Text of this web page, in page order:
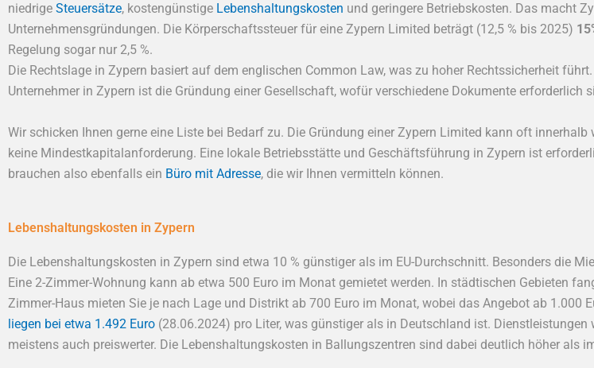
niedrige Steuersätze, kostengünstige Lebenshaltungskosten und geringere Betriebskosten. Das macht
Unternehmensgründungen. Die Körperschaftssteuer für eine Zypern Limited beträgt (12,5 % bis 2025)
Regelung sogar nur 2,5 %.
Die Rechtslage in Zypern basiert auf dem englischen Common Law, was zu hoher Rechtssicherheit
Unternehmer in Zypern ist die Gründung einer Gesellschaft, wofür verschiedene Dokumente erforderlich
Wir schicken Ihnen gerne eine Liste bei Bedarf zu. Die Gründung einer Zypern Limited kann oft
keine Mindestkapitalanforderung. Eine lokale Betriebsstätte und Geschäftsführung in Zypern ist
brauchen also ebenfalls ein Büro mit Adresse, die wir Ihnen vermitteln können.
Lebenshaltungskosten in Zypern
Die Lebenshaltungskosten in Zypern sind etwa 10 % günstiger als im EU-Durchschnitt. Besonders die
Eine 2-Zimmer-Wohnung kann ab etwa 500 Euro im Monat gemietet werden. In städtischen Gebieten
Zimmer-Haus mieten Sie je nach Lage und Distrikt ab 700 Euro im Monat, wobei das Angebot ab 1.000
liegen bei etwa 1.492 Euro (28.06.2024) pro Liter, was günstiger als in Deutschland ist.
meistens auch preiswerter. Die Lebenshaltungskosten in Ballungszentren sind dabei deutlich höher als